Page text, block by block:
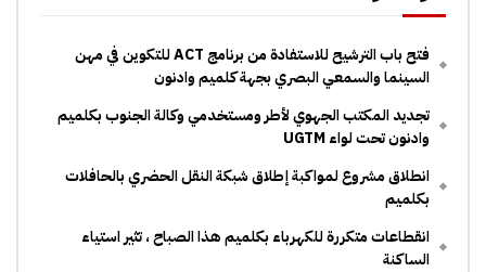
فتح باب الترشيح للاستفادة من برنامج ACT للتكوين في مهن
السينما والسمعي البصري بجهة كلميم وادنون
تجديد المكتب الجهوي لأطر ومستخدمي وكالة الجنوب بكلميم
وادنون تحت لواء UGTM
انطلاق مشروع لمواكبة إطلاق شبكة النقل الحضري بالحافلات
بكلميم
انقطاعات متكررة للكهرباء بكلميم هذا الصباح ، تثير استياء
الساكنة